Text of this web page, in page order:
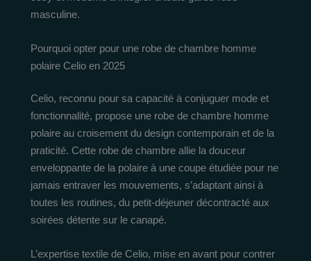
masculine.
Pourquoi opter pour une robe de chambre homme
polaire Celio en 2025
Celio, reconnu pour sa capacité à conjuguer mode et
fonctionnalité, propose une robe de chambre homme
polaire au croisement du design contemporain et de la
praticité. Cette robe de chambre allie la douceur
enveloppante de la polaire à une coupe étudiée pour ne
jamais entraver les mouvements, s’adaptant ainsi à
toutes les routines, du petit-déjeuner décontracté aux
soirées détente sur le canapé.
L’expertise textile de Celio, mise en avant pour contrer